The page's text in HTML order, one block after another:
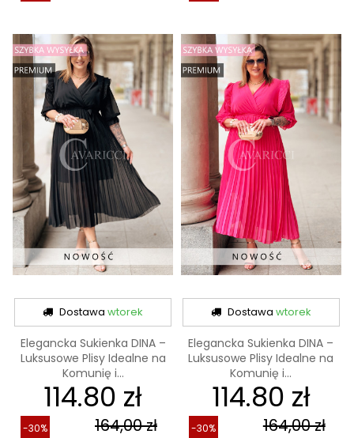
Dostawawtorek
Elegancka Sukienka DINA –
Luksusowe Plisy Idealne na
Komunię i...
114.80 zł
164,00 zł
-30%
Dostawa wtorek
Elegancka Sukienka DINA –
Luksusowe Plisy Idealne na
Komunię i...
114.80 zł
164,00 zł
-30%